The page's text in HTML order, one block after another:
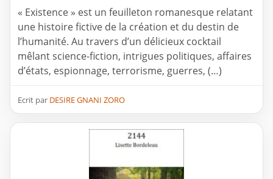
« Existence » est un feuilleton romanesque relatant
une histoire fictive de la création et du destin de
l’humanité. Au travers d’un délicieux cocktail
mêlant science-fiction, intrigues politiques, affaires
d’états, espionnage, terrorisme, guerres, (…)
Ecrit par DESIRE GNANI ZORO